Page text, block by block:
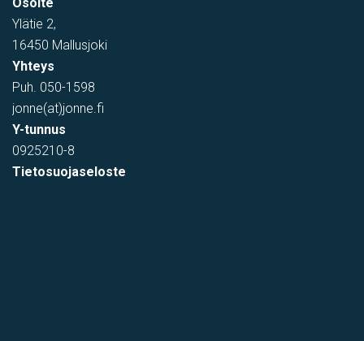
Ylätie 2,
16450 Mallusjoki
Yhteys
Puh. 050-1598
jonne(at)jonne.fi
Y-tunnus
0925210-8
Tietosuojaseloste